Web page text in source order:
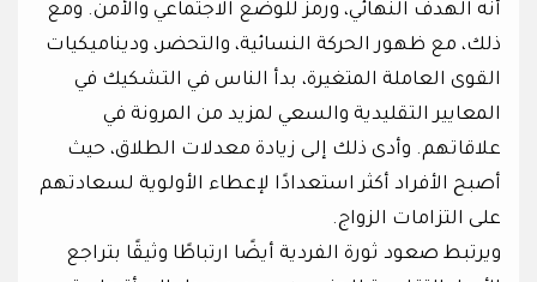
أنه الهدف النهائي، ورمز للوضع الاجتماعي والأمن. ومع
ذلك، مع ظهور الحركة النسائية، والتحضر، وديناميكيات
القوى العاملة المتغيرة، بدأ الناس في التشكيك في
المعايير التقليدية والسعي لمزيد من المرونة في
علاقاتهم. وأدى ذلك إلى زيادة معدلات الطلاق، حيث
أصبح الأفراد أكثر استعدادًا لإعطاء الأولوية لسعادتهم
على التزامات الزواج.
ويرتبط صعود ثورة الفردية أيضًا ارتباطًا وثيقًا بتراجع